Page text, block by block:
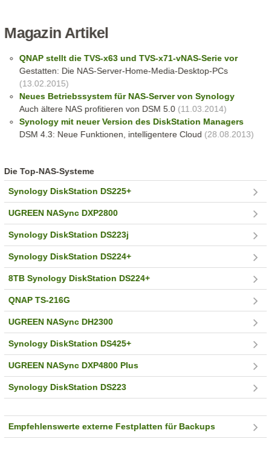
Magazin Artikel
QNAP stellt die TVS-x63 und TVS-x71-vNAS-Serie vor
Gestatten: Die NAS-Server-Home-Media-Desktop-PCs
(13.02.2015)
Neues Betriebssystem für NAS-Server von Synology
Auch ältere NAS profitieren von DSM 5.0(11.03.2014)
Synology mit neuer Version des DiskStation Managers
DSM 4.3: Neue Funktionen, intelligentere Cloud (28.08.2013)
Die Top-NAS-Systeme
Synology DiskStation DS225+
UGREEN NASync DXP2800
Synology DiskStation DS223j
Synology DiskStation DS224+
8TB Synology DiskStation DS224+
QNAP TS-216G
UGREEN NASync DH2300
Synology DiskStation DS425+
UGREEN NASync DXP4800 Plus
Synology DiskStation DS223
Empfehlenswerte externe Festplatten für Backups